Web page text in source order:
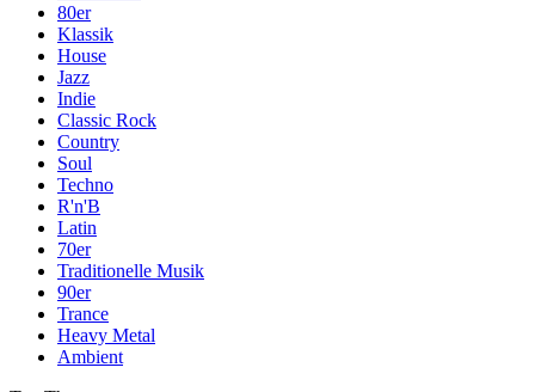
80er
Klassik
House
Jazz
Indie
Classic Rock
Country
Soul
Techno
R'n'B
Latin
70er
Traditionelle Musik
90er
Trance
Heavy Metal
Ambient